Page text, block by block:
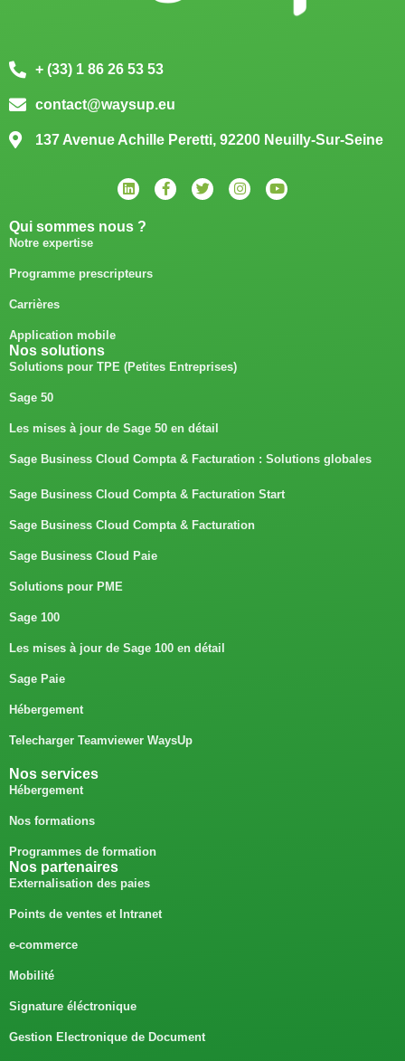
+ (33) 1 86 26 53 53
contact@waysup.eu
137 Avenue Achille Peretti, 92200 Neuilly-Sur-Seine
Qui sommes nous ?
Notre expertise
Programme prescripteurs
Carrières
Application mobile
Nos solutions
Solutions pour TPE (Petites Entreprises)
Sage 50
Les mises à jour de Sage 50 en détail
Sage Business Cloud Compta & Facturation : Solutions globales
Sage Business Cloud Compta & Facturation Start
Sage Business Cloud Compta & Facturation
Sage Business Cloud Paie
Solutions pour PME
Sage 100
Les mises à jour de Sage 100 en détail
Sage Paie
Hébergement
Telecharger Teamviewer WaysUp
Nos services
Hébergement
Nos formations
Programmes de formation
Nos partenaires
Externalisation des paies
Points de ventes et Intranet
e-commerce
Mobilité
Signature éléctronique
Gestion Electronique de Document